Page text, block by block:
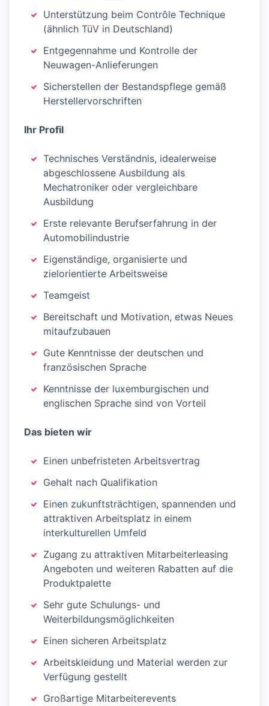
Unterstützung beim Contrôle Technique
(ähnlich TüV in Deutschland)
Entgegennahme und Kontrolle der
Neuwagen-Anlieferungen
Sicherstellen der Bestandspflege gemäß
Herstellervorschriften
Ihr Profil
Technisches Verständnis, idealerweise
abgeschlossene Ausbildung als
Mechatroniker oder vergleichbare
Ausbildung
Erste relevante Berufserfahrung in der
Automobilindustrie
Eigenständige, organisierte und
zielorientierte Arbeitsweise
Teamgeist
Bereitschaft und Motivation, etwas Neues
mitaufzubauen
Gute Kenntnisse der deutschen und
französischen Sprache
Kenntnisse der luxemburgischen und
englischen Sprache sind von Vorteil
Das bieten wir
Einen unbefristeten Arbeitsvertrag
Gehalt nach Qualifikation
Einen zukunftsträchtigen, spannenden und
attraktiven Arbeitsplatz in einem
interkulturellen Umfeld
Zugang zu attraktiven Mitarbeiterleasing
Angeboten und weiteren Rabatten auf die
Produktpalette
Sehr gute Schulungs- und
Weiterbildungsmöglichkeiten
Einen sicheren Arbeitsplatz
Arbeitskleidung und Material werden zur
Verfügung gestellt
Großartige Mitarbeiterevents